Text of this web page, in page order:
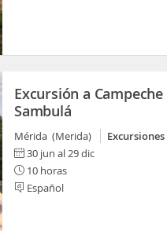
Excursión a
Sambulá
Mérida (Merida)
30 jun al 29 dic
10 horas
Español